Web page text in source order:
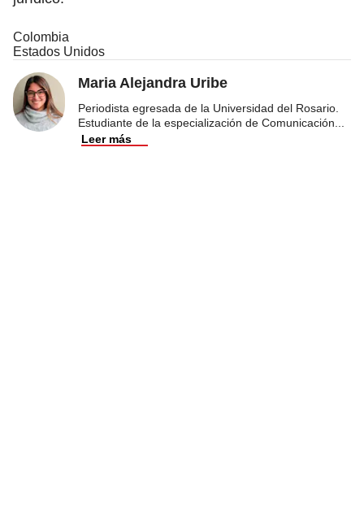
Colombia
Estados Unidos
Maria Alejandra Uribe
Periodista egresada de la Universidad del Rosario.
Estudiante de la especialización de Comunicación
Leer más